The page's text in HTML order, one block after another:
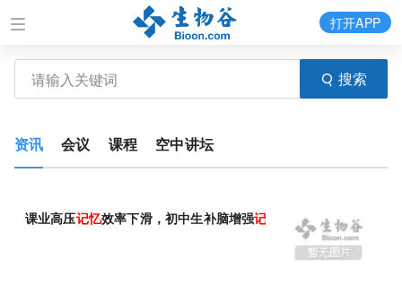
搜索
打开APP
资讯 会议 课程 空中讲坛
课业高压记忆效率下滑，初中生补脑增强记忆 力十大品牌，解析